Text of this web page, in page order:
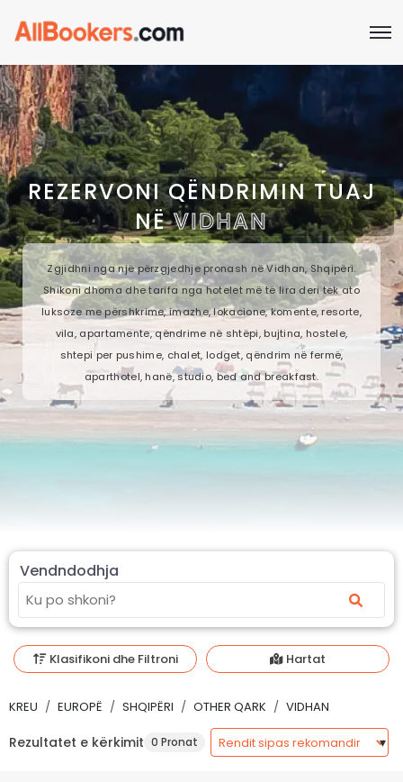
REZERVONI QËNDRIMIN TUAJ
NËVIDHAN
Zgjidhni nga një përzgjedhje pronash në Vidhan, Shqipëri.
Shikoni dhoma dhe tarifa nga hotelet më të lira deri tek ato
luksoze me përshkrime, imazhe, lokacione, komente, resorte,
vila, apartamente, qëndrime në shtëpi, bujtina, hostele,
shtepi per pushime, chalet, lodget, qëndrim në fermë,
aparthotel, hanë, studio, bed and breakfast.
Vendndodhja
Klasifikoni dhe Filtroni Hartat
KREU EUROPË SHQIPËRI OTHER QARK VIDHAN
Rezultatet e kërkimit 0 Pronat